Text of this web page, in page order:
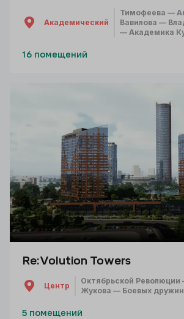
Академический
Тимофеева —
Вавилова —
— Академика
16 помещений
Re:Volution Towers
Центр
Октябрьской
Жукова — Боевых дружин
5 помещений